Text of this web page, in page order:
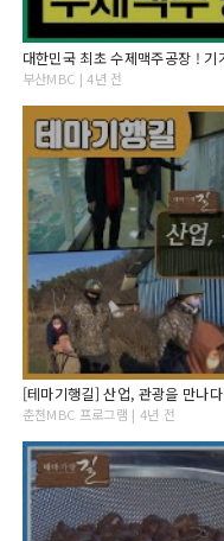
부산MBC | 4년 전
[테마기행길] 산업, 관광을 만나
춘천MBC 프로그램 | 4년 전